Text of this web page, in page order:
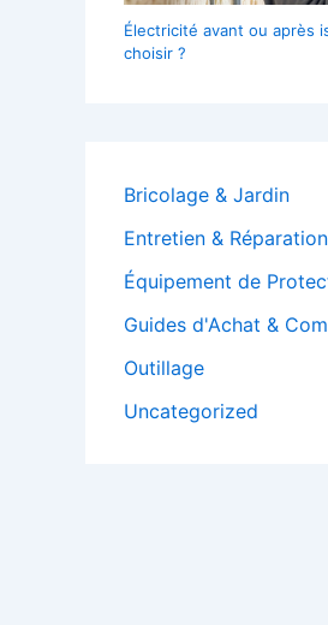
Électricité avant ou après
choisir ?
Bricolage & Jardin
Entretien & Réparation
Équipement de
Guides d'Achat &
Outillage
Uncategorized